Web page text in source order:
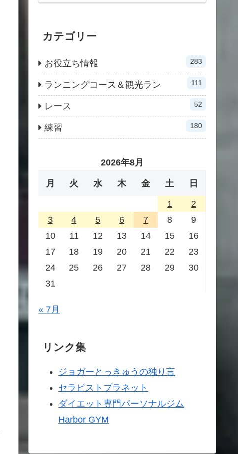
め
カテゴリー
お役立ち情報 283
ランニングコース＆観光ラン 111
レース 52
練習 180
2026年8月
月 火 水 木 金 土 日
1
2
3
4 5 6 7 8
9
10
11 12 13 14 15
16
17
18 19 20 21 22
23
24
25 26 27 28 29
30
31
« 7月
リンク集
ジョガーとっきゅうの独り言
セラピストプラネット
ダイエット専門パーソナルジム
Harbor GYM